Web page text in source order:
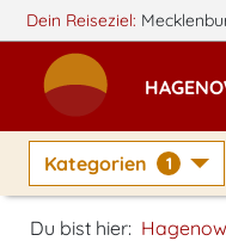
Dein Reiseziel:
Kategorien 1
Du bist hier: Hagenow